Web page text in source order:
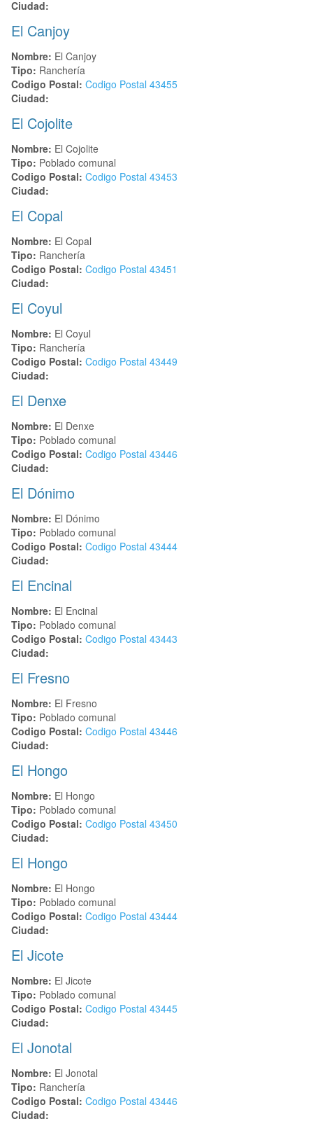
Ciudad:
El Canjoy
Nombre: El Canjoy
Tipo: Ranchería
Codigo Postal: Codigo Postal 43455
Ciudad:
El Cojolite
Nombre: El Cojolite
Tipo: Poblado comunal
Codigo Postal: Codigo Postal 43453
Ciudad:
El Copal
Nombre: El Copal
Tipo: Ranchería
Codigo Postal: Codigo Postal 43451
Ciudad:
El Coyul
Nombre: El Coyul
Tipo: Ranchería
Codigo Postal: Codigo Postal 43449
Ciudad:
El Denxe
Nombre: El Denxe
Tipo: Poblado comunal
Codigo Postal: Codigo Postal 43446
Ciudad:
El Dónimo
Nombre: El Dónimo
Tipo: Poblado comunal
Codigo Postal: Codigo Postal 43444
Ciudad:
El Encinal
Nombre: El Encinal
Tipo: Poblado comunal
Codigo Postal: Codigo Postal 43443
Ciudad:
El Fresno
Nombre: El Fresno
Tipo: Poblado comunal
Codigo Postal: Codigo Postal 43446
Ciudad:
El Hongo
Nombre: El Hongo
Tipo: Poblado comunal
Codigo Postal: Codigo Postal 43450
Ciudad:
El Hongo
Nombre: El Hongo
Tipo: Poblado comunal
Codigo Postal: Codigo Postal 43444
Ciudad:
El Jicote
Nombre: El Jicote
Tipo: Poblado comunal
Codigo Postal: Codigo Postal 43445
Ciudad:
El Jonotal
Nombre: El Jonotal
Tipo: Ranchería
Codigo Postal: Codigo Postal 43446
Ciudad: